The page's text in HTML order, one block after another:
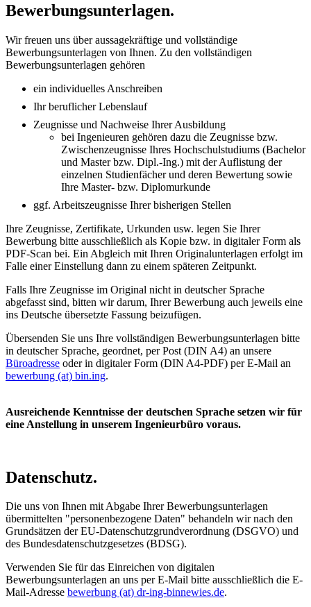
Bewerbungsunterlagen.
Wir freuen uns über aussagekräftige und vollständige
Bewerbungsunterlagen von Ihnen. Zu den vollständigen
Bewerbungsunterlagen gehören
ein individuelles Anschreiben
Ihr beruflicher Lebenslauf
Zeugnisse und Nachweise Ihrer Ausbildung
bei Ingenieuren gehören dazu die Zeugnisse bzw.
Zwischenzeugnisse Ihres Hochschulstudiums (Bachelor
und Master bzw. Dipl.-Ing.) mit der Auflistung der
einzelnen Studienfächer und deren Bewertung sowie
Ihre Master- bzw. Diplomurkunde
ggf. Arbeitszeugnisse Ihrer bisherigen Stellen
Ihre Zeugnisse, Zertifikate, Urkunden usw. legen Sie Ihrer
Bewerbung bitte ausschließlich als Kopie bzw. in digitaler Form als
PDF-Scan bei. Ein Abgleich mit Ihren Originalunterlagen erfolgt im
Falle einer Einstellung dann zu einem späteren Zeitpunkt.
Falls Ihre Zeugnisse im Original nicht in deutscher Sprache
abgefasst sind, bitten wir darum, Ihrer Bewerbung auch jeweils eine
ins Deutsche übersetzte Fassung beizufügen.
Übersenden Sie uns Ihre vollständigen Bewerbungsunterlagen bitte
in deutscher Sprache, geordnet, per Post (DIN A4) an unsere
Büroadresse oder in digitaler Form (DIN A4-PDF) per E-Mail an
bewerbung (at) bin.ing.
Ausreichende Kenntnisse der deutschen Sprache setzen wir für
eine Anstellung in unserem Ingenieurbüro voraus.
Datenschutz.
Die uns von Ihnen mit Abgabe Ihrer Bewerbungsunterlagen
übermittelten "personenbezogene Daten" behandeln wir nach den
Grundsätzen der EU-Datenschutzgrundverordnung (DSGVO) und
des Bundesdatenschutzgesetzes (BDSG).
Verwenden Sie für das Einreichen von digitalen
Bewerbungsunterlagen an uns per E-Mail bitte ausschließlich die E-
Mail-Adresse bewerbung (at) dr-ing-binnewies.de.